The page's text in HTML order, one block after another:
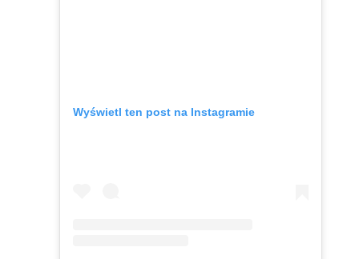
Wyświetl ten post na Instagramie